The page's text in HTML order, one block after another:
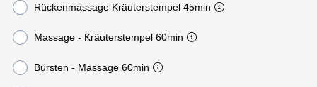
Rückenmassage Kräuterstempel 45min
Massage - Kräuterstempel 60min
Bürsten - Massage 60min